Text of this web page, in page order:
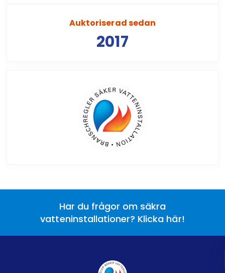
Auktoriserad sedan
2017
Har du frågor om säkra
vatteninstallationer? Klicka här!